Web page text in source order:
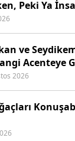
Peki Ya
ve
Acenteye
2026